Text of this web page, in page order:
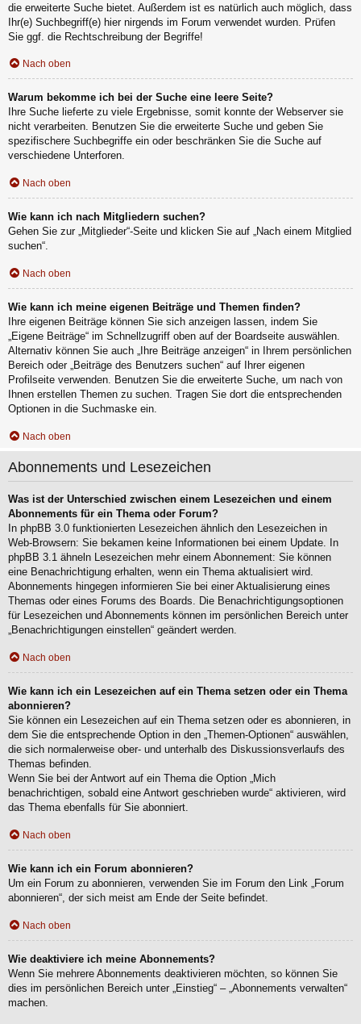
die erweiterte Suche bietet. Außerdem ist es natürlich auch möglich, dass
Ihr(e) Suchbegriff(e) hier nirgends im Forum verwendet wurden. Prüfen
Sie ggf. die Rechtschreibung der Begriffe!
Nach oben
Warum bekomme ich bei der Suche eine leere Seite?
Ihre Suche lieferte zu viele Ergebnisse, somit konnte der Webserver sie
nicht verarbeiten. Benutzen Sie die erweiterte Suche und geben Sie
spezifischere Suchbegriffe ein oder beschränken Sie die Suche auf
verschiedene Unterforen.
Nach oben
Wie kann ich nach Mitgliedern suchen?
Gehen Sie zur „Mitglieder“-Seite und klicken Sie auf „Nach einem Mitglied
suchen“.
Nach oben
Wie kann ich meine eigenen Beiträge und Themen finden?
Ihre eigenen Beiträge können Sie sich anzeigen lassen, indem Sie
„Eigene Beiträge“ im Schnellzugriff oben auf der Boardseite auswählen.
Alternativ können Sie auch „Ihre Beiträge anzeigen“ in Ihrem persönlichen
Bereich oder „Beiträge des Benutzers suchen“ auf Ihrer eigenen
Profilseite verwenden. Benutzen Sie die erweiterte Suche, um nach von
Ihnen erstellen Themen zu suchen. Tragen Sie dort die entsprechenden
Optionen in die Suchmaske ein.
Nach oben
Abonnements und Lesezeichen
Was ist der Unterschied zwischen einem Lesezeichen und einem
Abonnements für ein Thema oder Forum?
In phpBB 3.0 funktionierten Lesezeichen ähnlich den Lesezeichen in
Web-Browsern: Sie bekamen keine Informationen bei einem Update. In
phpBB 3.1 ähneln Lesezeichen mehr einem Abonnement: Sie können
eine Benachrichtigung erhalten, wenn ein Thema aktualisiert wird.
Abonnements hingegen informieren Sie bei einer Aktualisierung eines
Themas oder eines Forums des Boards. Die Benachrichtigungsoptionen
für Lesezeichen und Abonnements können im persönlichen Bereich unter
„Benachrichtigungen einstellen“ geändert werden.
Nach oben
Wie kann ich ein Lesezeichen auf ein Thema setzen oder ein Thema
abonnieren?
Sie können ein Lesezeichen auf ein Thema setzen oder es abonnieren, in
dem Sie die entsprechende Option in den „Themen-Optionen“ auswählen,
die sich normalerweise ober- und unterhalb des Diskussionsverlaufs des
Themas befinden.
Wenn Sie bei der Antwort auf ein Thema die Option „Mich
benachrichtigen, sobald eine Antwort geschrieben wurde“ aktivieren, wird
das Thema ebenfalls für Sie abonniert.
Nach oben
Wie kann ich ein Forum abonnieren?
Um ein Forum zu abonnieren, verwenden Sie im Forum den Link „Forum
abonnieren“, der sich meist am Ende der Seite befindet.
Nach oben
Wie deaktiviere ich meine Abonnements?
Wenn Sie mehrere Abonnements deaktivieren möchten, so können Sie
dies im persönlichen Bereich unter „Einstieg“ – „Abonnements verwalten“
machen.